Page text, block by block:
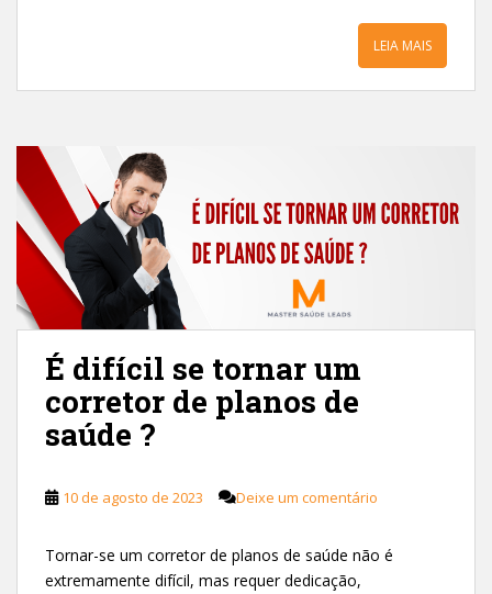
LEIA MAIS
É difícil se tornar um
corretor de planos de
saúde ?
10 de agosto de 2023 Deixe um comentário
Tornar-se um corretor de planos de saúde não é
extremamente difícil, mas requer dedicação,